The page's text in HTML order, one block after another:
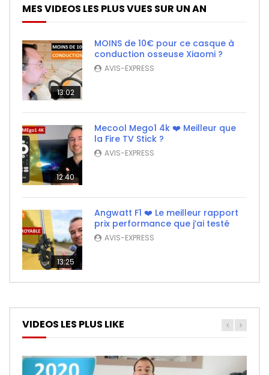
MES VIDEOS LES PLUS VUES SUR UN AN
13:02
MOINS de 10€ pour ce casque à
conduction osseuse Xiaomi ?
AVIS-EXPRESS
12:40
Mecool Mego1 4k ❤️ Meilleur que
la Fire TV Stick ?
AVIS-EXPRESS
13:25
Angwatt F1 ❤️ Le meilleur rapport
prix performance que j’ai testé
AVIS-EXPRESS
VIDEOS LES PLUS LIKE